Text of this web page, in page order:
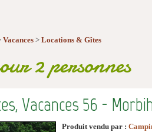
Vacances > Locations & Gîtes
2 personnes
Vacances 56 -
Produit vendu par :